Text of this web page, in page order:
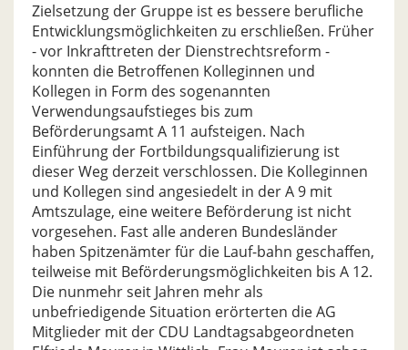
Zielsetzung der Gruppe ist es bessere berufliche
Entwicklungsmöglichkeiten zu erschließen. Früher
- vor Inkrafttreten der Dienstrechtsreform -
konnten die Betroffenen Kolleginnen und
Kollegen in Form des sogenannten
Verwendungsaufstieges bis zum
Beförderungsamt A 11 aufsteigen. Nach
Einführung der Fortbildungsqualifizierung ist
dieser Weg derzeit verschlossen. Die Kolleginnen
und Kollegen sind angesiedelt in der A 9 mit
Amtszulage, eine weitere Beförderung ist nicht
vorgesehen. Fast alle anderen Bundesländer
haben Spitzenämter für die Lauf-bahn geschaffen,
teilweise mit Beförderungsmöglichkeiten bis A 12.
Die nunmehr seit Jahren mehr als
unbefriedigende Situation erörterten die AG
Mitglieder mit der CDU Landtagsabgeordneten